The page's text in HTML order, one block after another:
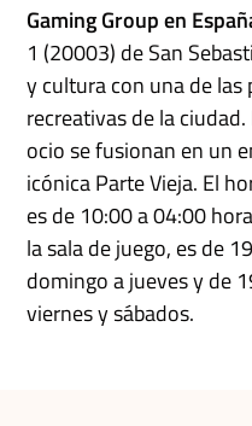
Gaming Group en
1 (20003) de San
y cultura con una de las
recreativas de la
ocio se fusionan en un
icónica Parte Vieja. El
es de 10:00 a 04:00
la sala de juego, es de
domingo a jueves y de
viernes y sábados.